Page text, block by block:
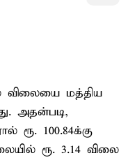
விலையை மத்திய
அதன்படி,
ரூ. 100.84க்கு
ரூ. 3.14 விலை